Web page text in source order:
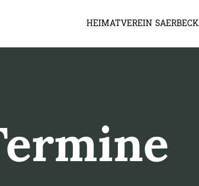
HEIMATVEREIN SAERBECK